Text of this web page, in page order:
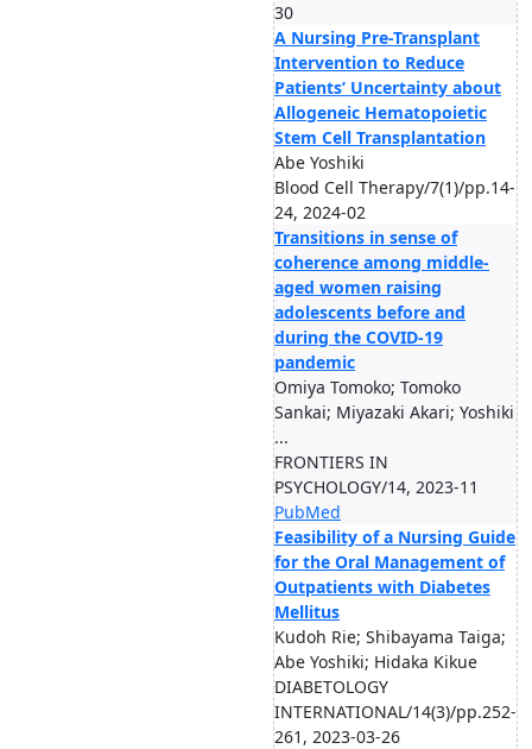
30
A Nursing Pre-Transplant
Intervention to Reduce
Patients’ Uncertainty about
Allogeneic Hematopoietic
Stem Cell Transplantation
Abe Yoshiki
Blood Cell Therapy/7(1)/pp.14-
24, 2024-02
Transitions in sense of
coherence among middle-
aged women raising
adolescents before and
during the COVID-19
pandemic
Omiya Tomoko; Tomoko
Sankai; Miyazaki Akari; Yoshiki
...
FRONTIERS IN
PSYCHOLOGY/14, 2023-11
PubMed
Feasibility of a Nursing Guide
for the Oral Management of
Outpatients with Diabetes
Mellitus
Kudoh Rie; Shibayama Taiga;
Abe Yoshiki; Hidaka Kikue
DIABETOLOGY
INTERNATIONAL/14(3)/pp.252-
261, 2023-03-26